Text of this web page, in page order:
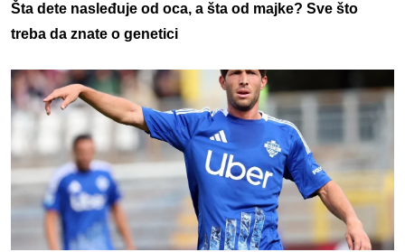
Šta dete nasleđuje od oca, a šta od majke? Sve što
treba da znate o genetici